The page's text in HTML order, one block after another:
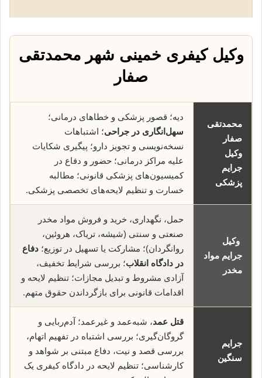
وکیل کیفری خمینی شهر محمدتقی
صفار
محمدتقی
صفار
وکیل
جرایم
پزشکی
دیه؛ قصور پزشکی و خطاهای درمانی؛
سهل‌انگاری در جراحی؛ اشتباهات
نسخه‌نویسی و تجویز دارو؛ پیگیری شکایات
علیه مراکز درمانی؛ حضور و دفاع در
کمیسیون‌های پزشکی قانونی؛ مطالبه
خسارت و تنظیم لایحه‌های تخصصی پزشکی.
وکیل
جرایم مواد
مخدر
حمل، نگهداری، خرید و فروش مواد مخدر
صنعتی و سنتی (شیشه، تریاک، هروئین،
روانگردان)؛ مشارکت یا تسهیل در توزیع؛ دفاع
در دادگاه انقلاب؛ بررسی شرایط تخفیف،
آزادی مشروط و تبدیل مجازات؛ تنظیم لایحه و
اقدامات قانونی برای بازگرداندن حقوق متهم.
جرایم
سنگین
قتل عمد، شبه‌عمد و غیرعمد؛ آدم‌ربایی و
گروگان‌گیری؛ بررسی اشتباه در تفهیم اتهام،
بررسی قصد و نیت، دفاع مبتنی بر شواهد و
کارشناسی؛ تنظیم لایحه در دادگاه کیفری یک